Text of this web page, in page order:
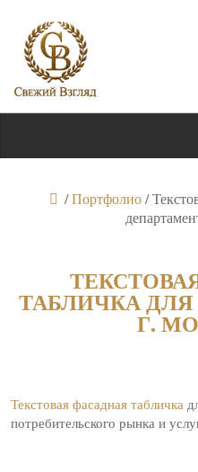
/Портфолио /
ТАБЛИЧКА
Г.
Текстовая фасадная табличка
потребительского рынка и